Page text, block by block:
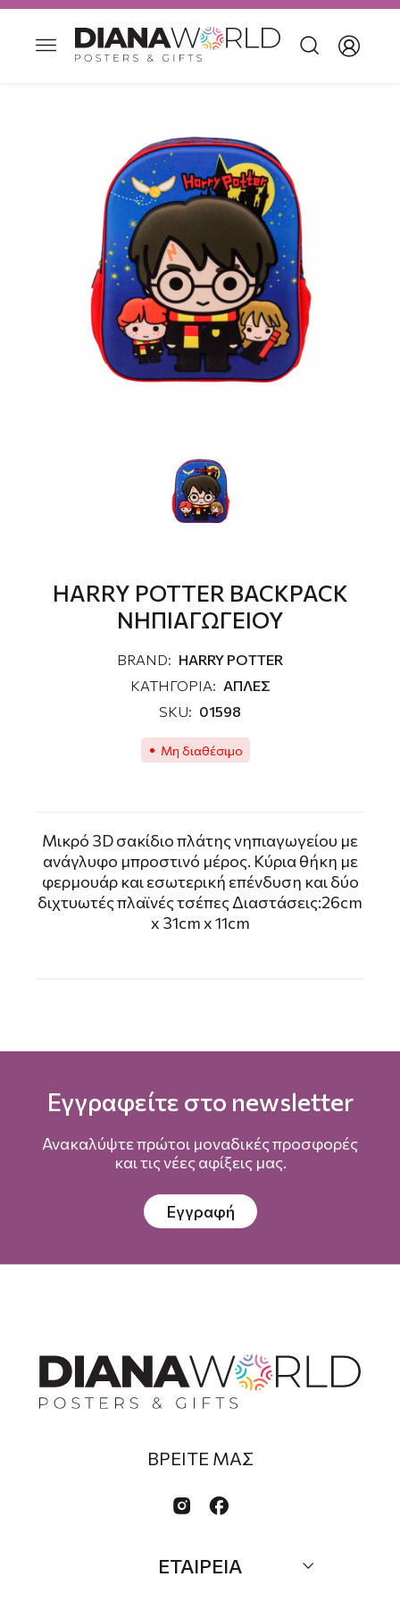
HARRY POTTER BACKPACK
ΝΗΠΙΑΓΩΓΕΙΟΥ
BRAND: HARRY POTTER
ΚΑΤΗΓΟΡΙΑ: ΑΠΛΕΣ
SKU: 01598
Μη διαθέσιμο
Μικρό 3D σακίδιο πλάτης νηπιαγωγείου με
ανάγλυφο μπροστινό μέρος. Κύρια θήκη με
φερμουάρ και εσωτερική επένδυση και δύο
διχτυωτές πλαϊνές τσέπες Διαστάσεις:26cm
x 31cm x 11cm
Εγγραφείτε στο newsletter
Ανακαλύψτε πρώτοι μοναδικές προσφορές
και τις νέες αφίξεις μας.
Εγγραφή
ΒΡΕΙΤΕ ΜΑΣ
 
ΕΤΑΙΡΕΙΑ